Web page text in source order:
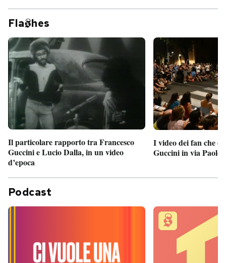
Fla hes
Il particolare rapporto tra Francesco
Guccini e Lucio Dalla, in un video
d’epoca
I video dei fan che
Guccini in via Paolo
Podcast